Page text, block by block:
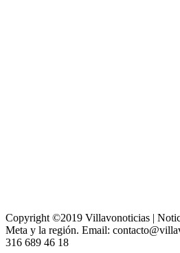
Copyright ©2019 Villavonoticias |
Meta y la región. Email:
316 689 46 18